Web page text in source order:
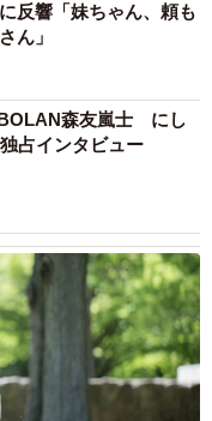
反響「妹ちゃん、頼も
ん」
森友嵐士 にし
占インタビュー